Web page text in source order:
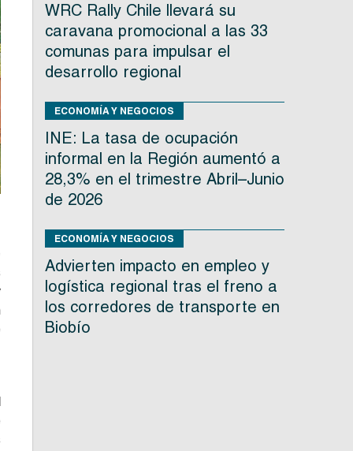
WRC Rally Chile llevará su
caravana promocional a las 33
comunas para impulsar el
desarrollo regional
ECONOMÍA Y NEGOCIOS
INE: La tasa de ocupación
informal en la Región aumentó a
28,3% en el trimestre Abril–Junio
de 2026
ECONOMÍA Y NEGOCIOS
Advierten impacto en empleo y
logística regional tras el freno a
los corredores de transporte en
Biobío